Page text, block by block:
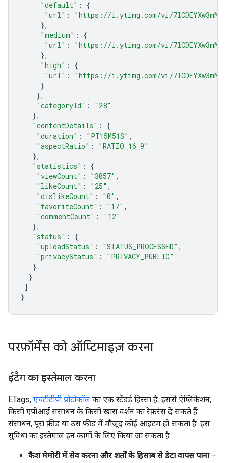
"default" :
{
"url" :
"https://i.ytimg.com/vi/
},
"medium" :
{
"url" :
"https://i.ytimg.com/vi/
},
"high" :
{
"url" :
"https://i.ytimg.com/vi/
}
},
"categoryId" :
"28"
},
"contentDetails" :
{
"duration" : "PT15M51S" ,
"aspectRatio" :
"RATIO_16_9"
},
"statistics" :
{
"viewCount" : "3057" ,
"likeCount" : "25" ,
"dislikeCount" : "0" ,
"favoriteCount" : "17" ,
"commentCount" :
"12"
},
"status" :
{
"uploadStatus" : "STATUS_PROCESSED" ,
"privacyStatus" :
"PRIVACY_PUBLIC"
}
}
]
}
परफ़ॉर्मेंस को ऑप्टिमाइज़ करना
ईटैग का इस्तेमाल करना
ETags, एचटीटीपी प्रोटोकॉल का एक स्टैंडर्ड हिस्सा है. इससे ऐप्लिकेशन,
किसी एपीआई संसाधन के किसी खास वर्शन का रेफ़रंस दे सकते हैं.
संसाधन, पूरा फ़ीड या उस फ़ीड में मौजूद कोई आइटम हो सकता है. इस
सुविधा का इस्तेमाल इन कामों के लिए किया जा सकता है:
कैश मेमोरी में सेव करना और शर्तों के हिसाब से डेटा वापस पाना–